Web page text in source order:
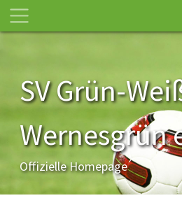
SV Grün-
Wernesgrün
Offizielle Homepage